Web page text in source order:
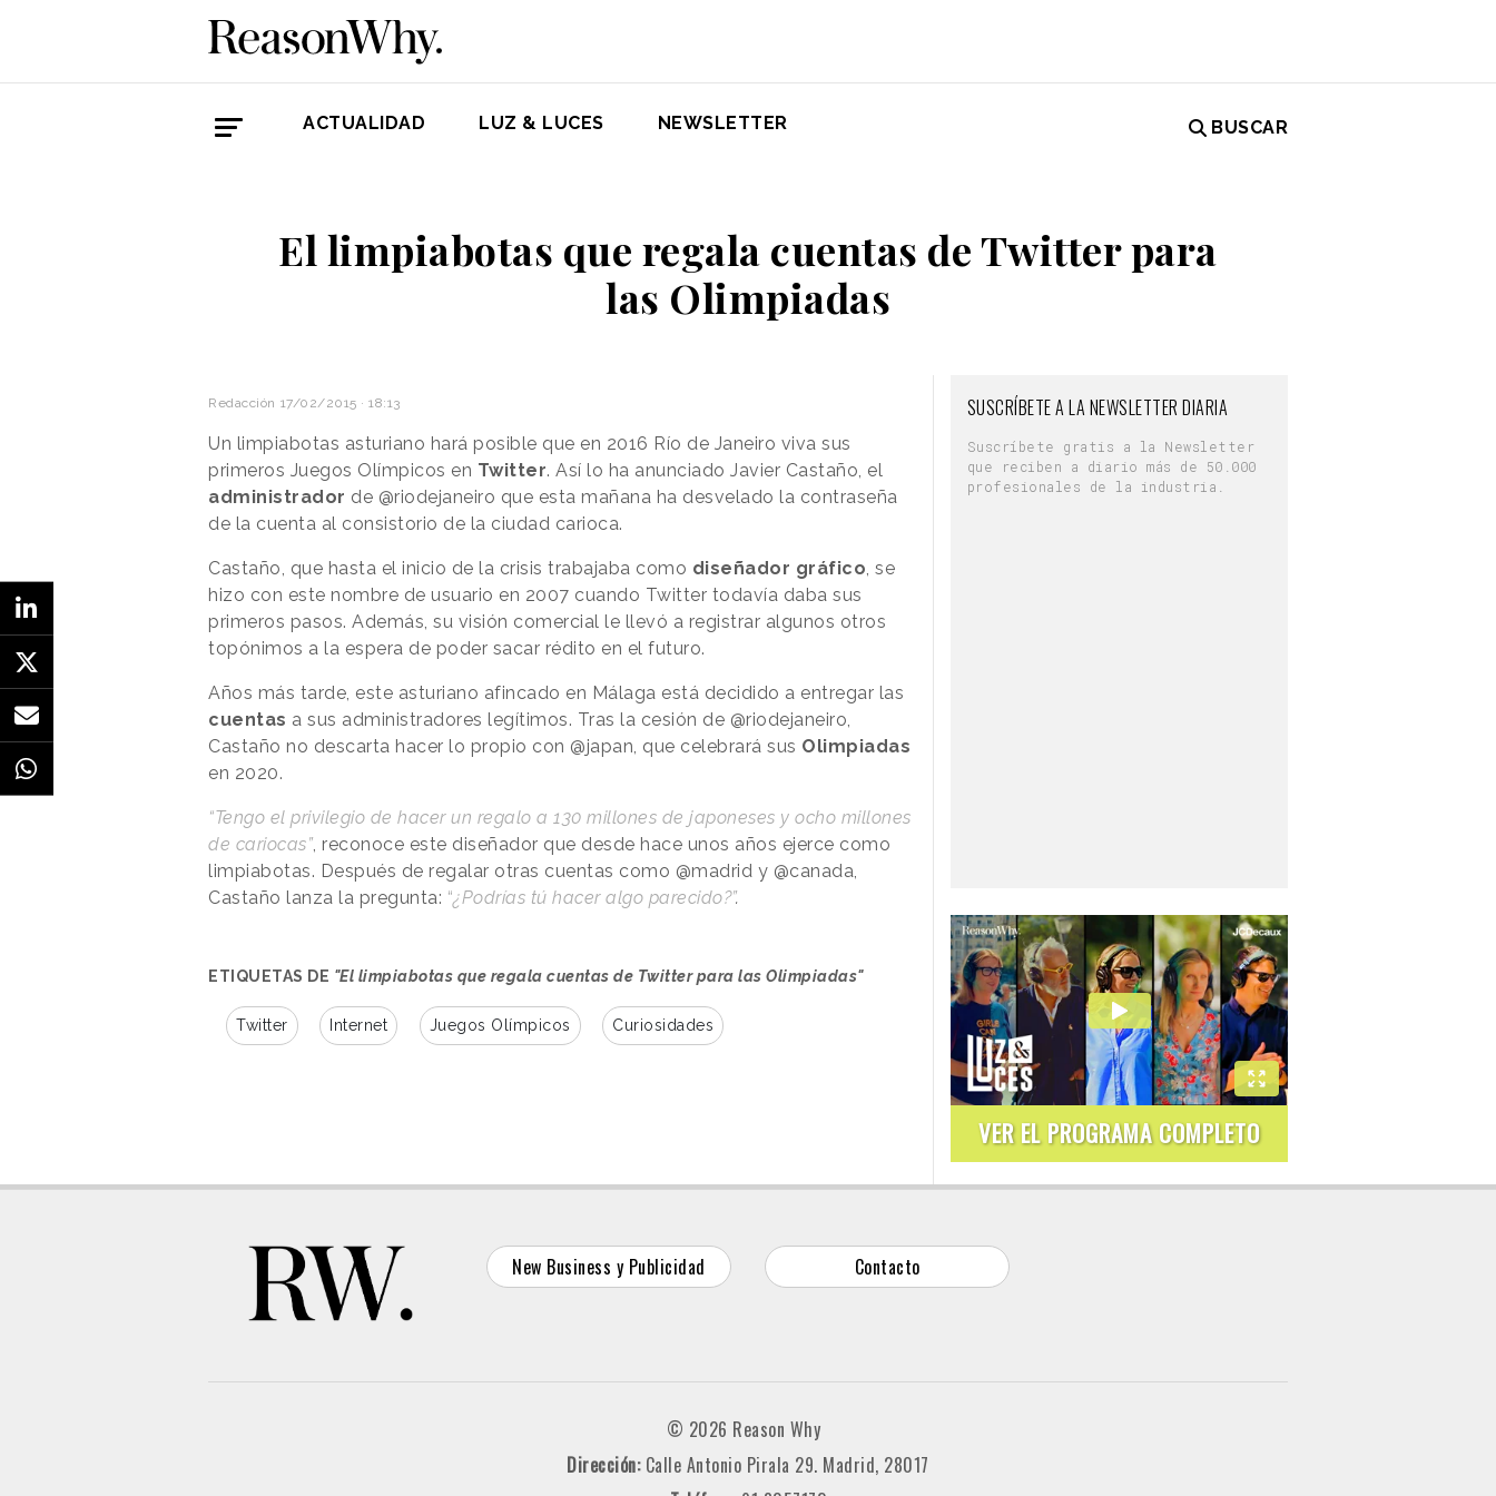
ACTUALIDAD LUZ & LUCES NEWSLETTER BUSCAR
El limpiabotas que regala cuentas de Twitter para
las Olimpiadas
Redacción 17/02/2015 · 18:13
Un limpiabotas asturiano hará posible que en 2016 Río de Janeiro viva sus
primeros Juegos Olímpicos en Twitter. Así lo ha anunciado Javier Castaño, el
administrador de @riodejaneiro que esta mañana ha desvelado la contraseña
de la cuenta al consistorio de la ciudad carioca.
Castaño, que hasta el inicio de la crisis trabajaba como diseñador gráfico , se
hizo con este nombre de usuario en 2007 cuando Twitter todavía daba sus
primeros pasos. Además, su visión comercial le llevó a registrar algunos otros
topónimos a la espera de poder sacar rédito en el futuro.
Años más tarde, este asturiano afincado en Málaga está decidido a entregar las
cuentas a sus administradores legítimos. Tras la cesión de @riodejaneiro,
Castaño no descarta hacer lo propio con @japan, que celebrará sus Olimpiadas
en 2020.
“Tengo el privilegio de hacer un regalo a 130 millones de japoneses y ocho millones
de cariocas” , reconoce este diseñador que desde hace unos años ejerce como
limpiabotas. Después de regalar otras cuentas como @madrid y @canada,
Castaño lanza la pregunta: “¿Podrías tú hacer algo parecido?”.
ETIQUETAS DE "El limpiabotas que regala cuentas de Twitter para las Olimpiadas"
Twitter Internet Juegos Olímpicos Curiosidades
SUSCRÍBETE A LA NEWSLETTER DIARIA
Suscríbete gratis a la Newsletter
que reciben a diario más de 50.000
profesionales de la industria.
VER EL PROGRAMA COMPLETO
New Business y Publicidad Contacto
© 2026 Reason Why
Dirección: Calle Antonio Pirala 29. Madrid, 28017